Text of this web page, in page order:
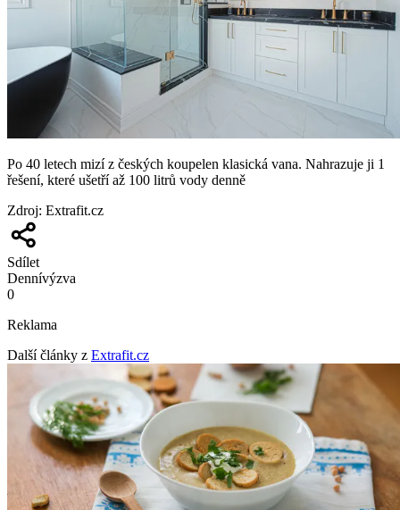
Po 40 letech mizí z českých koupelen klasická vana. Nahrazuje ji 1
řešení, které ušetří až 100 litrů vody denně
Zdroj: Extrafit.cz
Sdílet
Dennívýzva
0
Reklama
Další články z Extrafit.cz